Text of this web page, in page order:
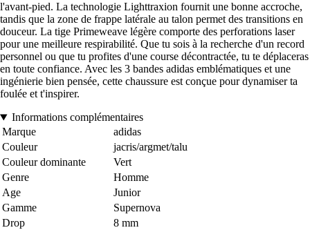
l'avant-pied. La technologie Lighttraxion fournit une bonne accroche,
tandis que la zone de frappe latérale au talon permet des transitions en
douceur. La tige Primeweave légère comporte des perforations laser
pour une meilleure respirabilité. Que tu sois à la recherche d'un record
personnel ou que tu profites d'une course décontractée, tu te déplaceras
en toute confiance. Avec les 3 bandes adidas emblématiques et une
ingénierie bien pensée, cette chaussure est conçue pour dynamiser ta
foulée et t'inspirer.
Informations complémentaires
Marque
adidas
Couleur
jacris/argmet/talu
Couleur dominante
Vert
Genre
Homme
Age
Junior
Gamme
Supernova
Drop
8 mm